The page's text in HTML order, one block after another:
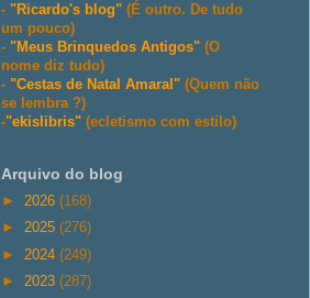
- "Ricardo's blog" (É outro. De tudo
um pouco)
- "Meus Brinquedos Antigos" (O
nome diz tudo)
- "Cestas de Natal Amaral" (Quem não
se lembra ?)
-"ekislibris" (ecletismo com estilo)
Arquivo do blog
► 2026 (168)
► 2025 (276)
► 2024 (249)
► 2023 (287)